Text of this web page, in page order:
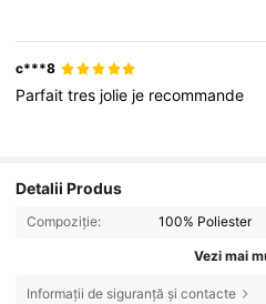
c***8
Parfaittres jolie je recommande
Detalii Produs
Compoziție: 100% Poliester
Vezi mai
Informații de siguranță și contacte